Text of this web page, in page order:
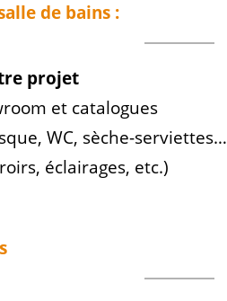
de bains :
projet
et catalogues
WC, sèche-serviettes…
éclairages, etc.)